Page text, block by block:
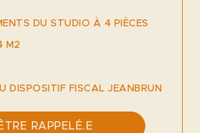
DU STUDIO À 4 PIÈCES
M2
DISPOSITIF FISCAL JEANBRUN
RAPPELÉ.E